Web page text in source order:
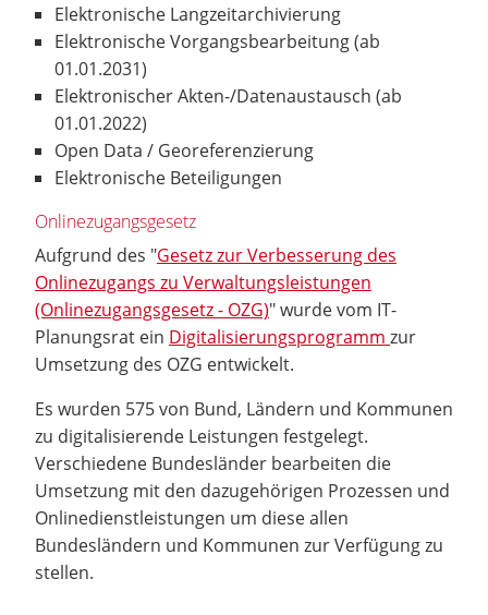
Elektronische Langzeitarchivierung
Elektronische Vorgangsbearbeitung (ab
01.01.2031)
Elektronischer Akten-/Datenaustausch (ab
01.01.2022)
Open Data / Georeferenzierung
Elektronische Beteiligungen
Onlinezugangsgesetz
Aufgrund des "Gesetz zur Verbesserung des
Onlinezugangs zu Verwaltungsleistungen
(Onlinezugangsgesetz - OZG)" wurde vom IT-
Planungsrat ein Digitalisierungsprogramm zur
Umsetzung des OZG entwickelt.
Es wurden 575 von Bund, Ländern und Kommunen
zu digitalisierende Leistungen festgelegt.
Verschiedene Bundesländer bearbeiten die
Umsetzung mit den dazugehörigen Prozessen und
Onlinedienstleistungen um diese allen
Bundesländern und Kommunen zur Verfügung zu
stellen.